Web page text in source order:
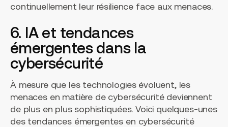
continuellement leur résilience face aux menaces.
6. IA et tendances
émergentes dans la
cybersécurité
À mesure que les technologies évoluent, les
menaces en matière de cybersécurité deviennent
de plus en plus sophistiquées. Voici quelques-unes
des tendances émergentes en cybersécurité